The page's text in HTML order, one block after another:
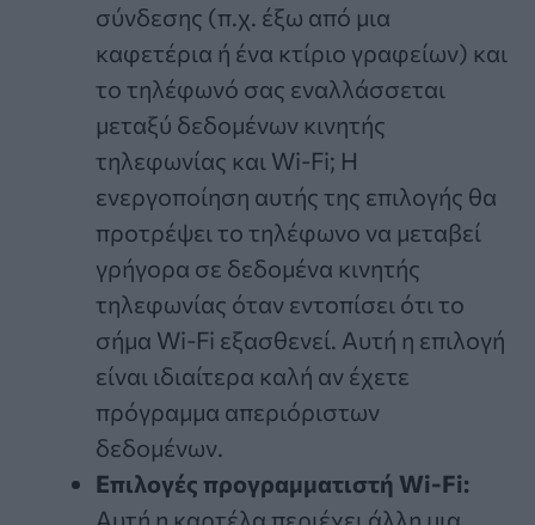
σύνδεσης (π.χ. έξω από μια
καφετέρια ή ένα κτίριο γραφείων) και
το τηλέφωνό σας εναλλάσσεται
μεταξύ δεδομένων κινητής
τηλεφωνίας και Wi-Fi; Η
ενεργοποίηση αυτής της επιλογής θα
προτρέψει το τηλέφωνο να μεταβεί
γρήγορα σε δεδομένα κινητής
τηλεφωνίας όταν εντοπίσει ότι το
σήμα Wi-Fi εξασθενεί. Αυτή η επιλογή
είναι ιδιαίτερα καλή αν έχετε
πρόγραμμα απεριόριστων
δεδομένων.
Επιλογές προγραμματιστή Wi-Fi:
Αυτή η καρτέλα περιέχει άλλη μια